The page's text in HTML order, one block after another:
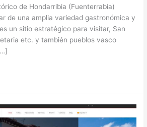
de Hondarribia (Fuenterrabia)
de una amplia variedad gastronómica y
un sitio estratégico para visitar, San
etc. y también pueblos vasco